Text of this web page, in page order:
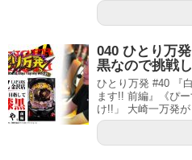
040 ひとり万
黒なので挑戦
ひとり万発 #40 『
ます!! 前編』《ぴ
け!!」 大崎一万発が